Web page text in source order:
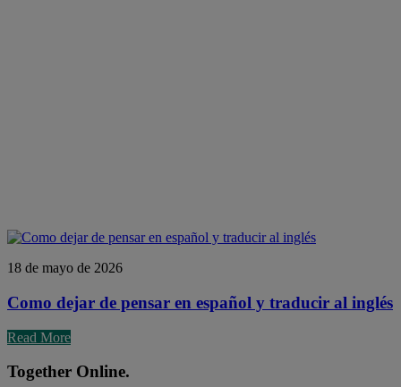
18 de mayo de 2026
Como dejar de pensar en español y traducir al inglés
Read More
Together Online.